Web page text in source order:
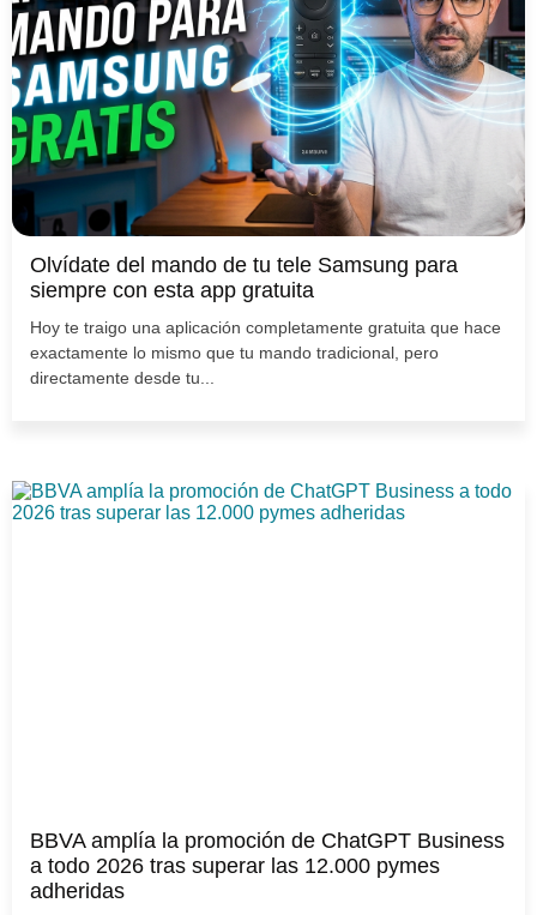
Olvídate del mando de tu tele Samsung para
siempre con esta app gratuita
Hoy te traigo una aplicación completamente gratuita que hace
exactamente lo mismo que tu mando tradicional, pero
directamente desde tu...
BBVA amplía la promoción de ChatGPT Business
a todo 2026 tras superar las 12.000 pymes
adheridas